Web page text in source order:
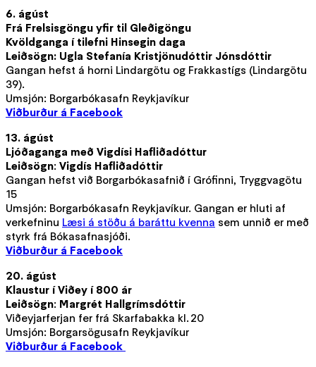
6. ágúst
Frá Frelsisgöngu yfir til Gleðigöngu
Kvöldganga í tilefni Hinsegin daga
Leiðsögn: Ugla Stefanía Kristjönudóttir Jónsdóttir
Gangan hefst á horni Lindargötu og Frakkastígs (Lindargötu
39).
Umsjón: Borgarbókasafn Reykjavíkur
Viðburður á Facebook
13. ágúst
Ljóðaganga með Vigdísi Hafliðadóttur
Leiðsögn: Vigdís Hafliðadóttir
Gangan hefst við Borgarbókasafnið í Grófinni, Tryggvagötu
15
Umsjón: Borgarbókasafn Reykjavíkur. Gangan er hluti af
verkefninu Læsi á stöðu á baráttu kvenna sem unnið er með
styrk frá Bókasafnasjóði.
Viðburður á Facebook
20. ágúst
Klaustur í Viðey í 800 ár
Leiðsögn: Margrét Hallgrímsdóttir
Viðeyjarferjan fer frá Skarfabakka kl. 20
Umsjón: Borgarsögusafn Reykjavíkur
Viðburður á Facebook